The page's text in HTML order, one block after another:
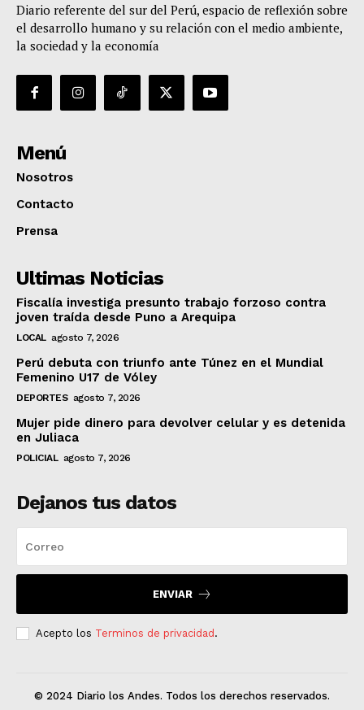
Diario referente del sur del Perú, espacio de reflexión sobre
el desarrollo humano y su relación con el medio ambiente,
la sociedad y la economía
Menú
Nosotros
Contacto
Prensa
Ultimas Noticias
Fiscalía investiga presunto trabajo forzoso contra
joven traída desde Puno a Arequipa
LOCAL agosto 7, 2026
Perú debuta con triunfo ante Túnez en el Mundial
Femenino U17 de Vóley
DEPORTES agosto 7, 2026
Mujer pide dinero para devolver celular y es detenida
en Juliaca
POLICIAL agosto 7, 2026
Dejanos tus datos
ENVIAR
Acepto los Terminos de privacidad .
© 2024 Diario los Andes. Todos los derechos reservados.